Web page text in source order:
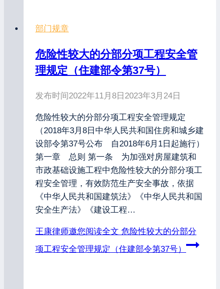
部门规章
危险性较大的分部分项工程安全管
理规定（住建部令第37号）
发布时间2022年11月8日 2023年3月24日
危险性较大的分部分项工程安全管理规定
（2018年3月8日中华人民共和国住房和城乡建
设部令第37号公布 自2018年6月1日起施行）
第一章 总则 第一条 为加强对房屋建筑和
市政基础设施工程中危险性较大的分部分项工
程安全管理，有效防范生产安全事故，依据
《中华人民共和国建筑法》《中华人民共和国
安全生产法》《建设工程…
王康律师邀您阅读全文 危险性较大的分部分
项工程安全管理规定（住建部令第37号）